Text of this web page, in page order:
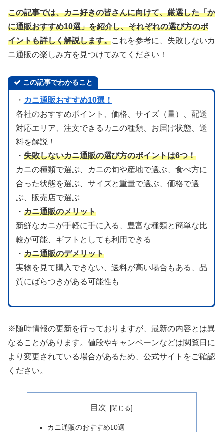
この記事では、カニ好きの皆さんに向けて、厳選した「か
に通販おすすめ10選」を紹介し、それぞれの選び方のポ
イントも詳しく解説します。これを参考に、失敗しないカ
ニ通販の楽しみ方を見つけてみてください！
この記事でわかること
・ カニ通販おすすめ10選！
各社のおすすめポイント、価格、サイズ（量）、配送
対応エリア、注文できるカニの種類、お届け状態、送
料を解説！
・ 失敗しないカニ通販の選び方のポイントは6つ！
カニの種類で選ぶ、カニの旬や産地で選ぶ、食べ方に
合った状態を選ぶ、サイズと重量で選ぶ、価格で選
ぶ、販売店で選ぶ
・ カニ通販のメリット
新鮮なカニが手軽に手に入る、豊富な種類と簡単な比
較が可能、ギフトとしても利用できる
・ カニ通販のデメリット
実物を見て購入できない、送料が高い場合もある、品
質にばらつきがある可能性も
※随時情報の更新を行っておりますが、最新の内容とは異
なることがあります。値段やキャンペーンなどは閲覧日に
より変更されている場合があるため、公式サイトをご確認
ください。
目次
カニ通販のおすすめ10選